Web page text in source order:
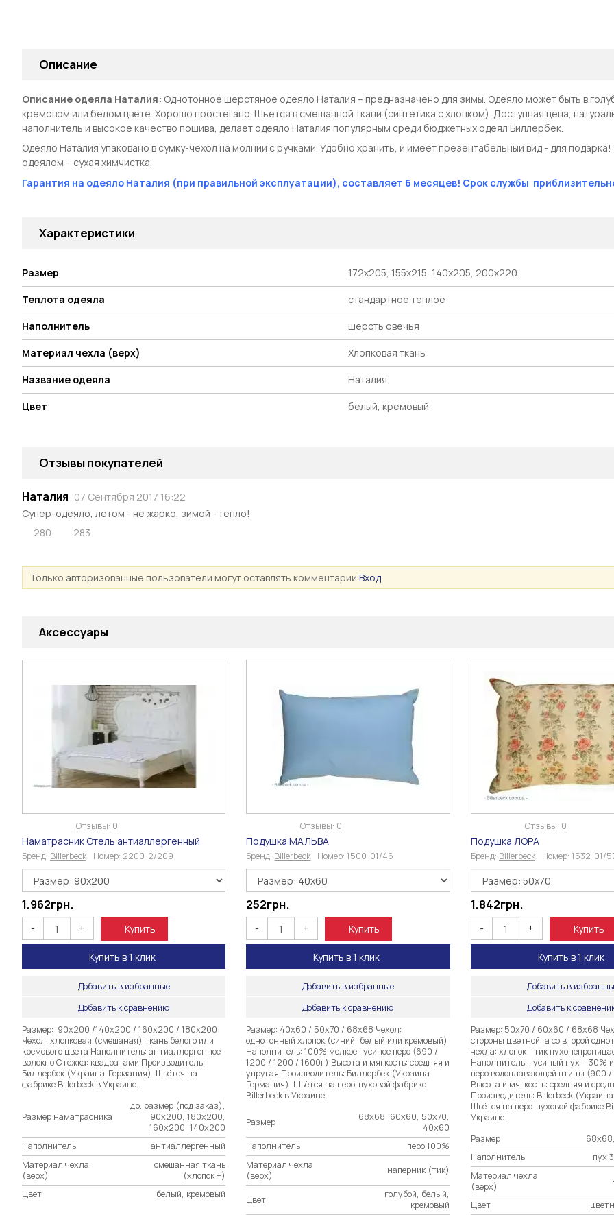
Описание
Описание одеяла Наталия: Однотонное шерстяное одеяло Наталия – предназначено для зимы. Одеяло может быть в
кремовом или белом цвете. Хорошо простегано. Шьется в смешанной ткани (синтетика с хлопком). Доступная цена,
наполнитель и высокое качество пошива, делает одеяло Наталия популярным среди бюджетных одеял Биллербек.
Одеяло Наталия упаковано в сумку-чехол на молнии с ручками. Удобно хранить, и имеет презентабельный вид - для подарка!
одеялом – сухая химчистка.
Гарантия на одеяло Наталия (при правильной эксплуатации), составляет 6 месяцев! Срок службы
Характеристики
Размер 172х205, 155х215, 140х205, 200х220
Теплота одеяла стандартное теплое
Наполнитель шерсть овечья
Материал чехла (верх) Хлопковая ткань
Название одеяла Наталия
Цвет белый, кремовый
Отзывы покупателей
Наталия 07 Сентября 2017 16:22
Супер-одеяло, летом - не жарко, зимой - тепло!
280
283
Только авторизованные пользователи могут оставлять комментарии Вход
Аксессуары
Отзывы: 0
Наматрасник Отель антиаллергенный
Бренд: Billerbeck Номер: 2200-2/209
1.962грн.
- + Купить
Купить в 1 клик
Добавить в избранные
Добавить к сравнению
Размер: 90х200 /140х200 / 160х200 / 180х200
Чехол: хлопковая (смешаная) ткань белого или
кремового цвета Наполнитель: антиаллергенное
волокно Стежка: квадратами Производитель:
Биллербек (Украина-Германия). Шьётся на
фабрике Billerbeck в Украине.
Размер наматрасника
др. размер (под заказ),
90х200, 180х200,
160х200, 140х200
Наполнитель
антиаллергенный
Материал чехла
(верх)
смешанная ткань
(хлопок +)
Цвет
белый, кремовый
Отзывы: 0
Подушка МАЛЬВА
Бренд: Billerbeck Номер:1500-01/46
252грн.
- + Купить
Купить в 1 клик
Добавить в избранные
Добавить к сравнению
Размер: 40х60 / 50х70 / 68х68 Чехол:
однотонный хлопок (синий, белый или кремовый)
Наполнитель: 100% мелкое гусиное перо (690 /
1200 / 1200 / 1600г) Высота и мягкость: средняя и
упругая Производитель: Биллербек (Украина-
Германия). Шьётся на перо-пуховой фабрике
Billerbeck в Украине.
Размер
68х68, 60х60, 50х70,
40х60
Наполнитель
перо 100%
Материал чехла
(верх)
наперник (тик)
Цвет
голубой, белый,
кремовый
Отзывы: 0
Подушка ЛОРА
Бренд: Billerbeck Номер: 1532-01/
1.842грн.
- + Купить
Купить в 1 клик
Добавить в
Добавить к
Размер: 50х70 / 60х60 / 68х68
стороны цветной, а со второй
чехла: хлопок - тик
Наполнитель: гусиный пух – 30%
перо водоплавающей птицы (900
Высота и мягкость: средняя и
Производитель: Billerbeck
Шьётся на перо-пуховой фабрике
Украине.
Размер
Наполнитель
пух
Материал чехла
(верх)
Цвет